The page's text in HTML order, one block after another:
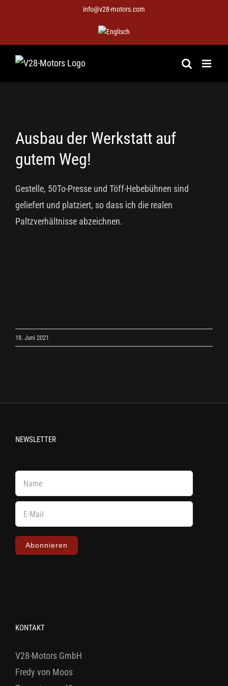
info@v28-motors.com
grösseres
Ausbau der Werkstatt auf
gutem Weg!
Gestelle, 50To-Presse und Töff-Hebebühnen sind
geliefert und platziert, so dass ich die realen
Paltzverhältnisse abzeichnen.
18. Juni 2021
NEWSLETTER
Abonnieren
KONTAKT
V28-Motors GmbH
Fredy von Moos